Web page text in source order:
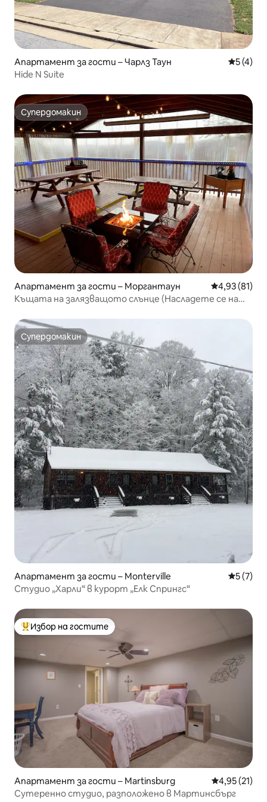
Апартамент за гости – Чарлз Таун Средна
5 (4)
Hide N Suite
Супердомакин
Супердомакин
Апартамент за гости – Моргантаун Средна
4,93 (81)
Къщата на залязващото слънце (Насладете се на
Супердомакин
Супердомакин
Апартамент за гости – Monterville Средна
5 (7)
Студио „Харли“ в курорт „Елк Спрингс“
Най-популярен избор на гостите
Избор на гостите
Апартамент за гости – Martinsburg Средна
4,95 (21)
Сутеренно студио, разположено в Мартинсбърг